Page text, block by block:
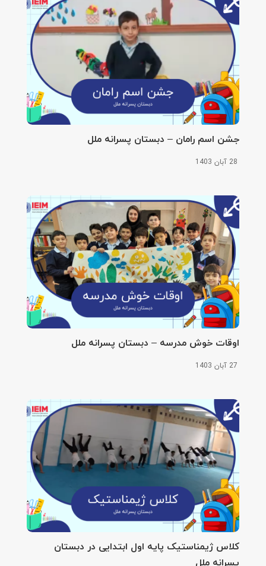
جشن اسم رامان – دبستان پسرانه ملل
28 آبان 1403
اوقات خوش مدرسه – دبستان پسرانه ملل
27 آبان 1403
کلاس‌ ژیمناستیک پایه اول ابتدایی در دبستان
پسرانه ملل